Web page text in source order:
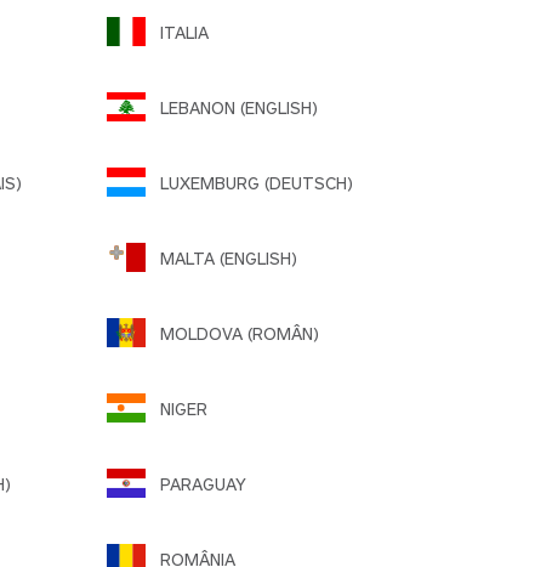
ITALIA
LEBANON (ENGLISH)
LUXEMBURG (DEUTSCH)
MALTA (ENGLISH)
MOLDOVA (ROMÂN)
NIGER
PARAGUAY
ROMÂNIA